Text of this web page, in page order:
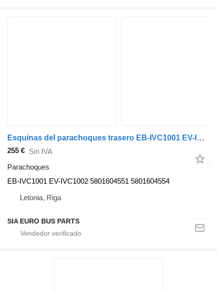
Esquinas del parachoques trasero EB-IVC1001 EV-IVC1002 para IVECO Crossway autobús
255 € Sin IVA
Parachoques
EB-IVC1001 EV-IVC1002 5801604551 5801604554
Letonia, Riga
SIA EURO BUS PARTS